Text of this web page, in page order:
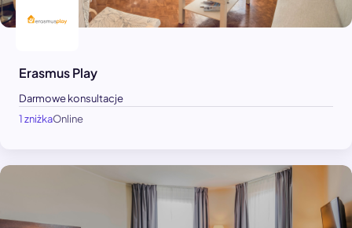
Erasmus Play
Darmowe konsultacje
1 zniżkaOnline